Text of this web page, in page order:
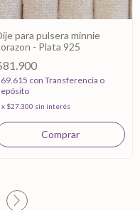
para pulsera minnie
- Plata 925
con Transferencia o
x $27.300 sin interés